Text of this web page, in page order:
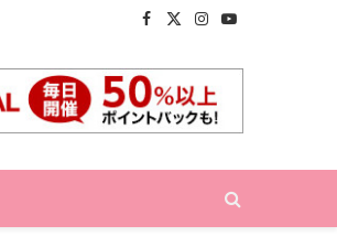
Facebook
X
Instagram
YouTube